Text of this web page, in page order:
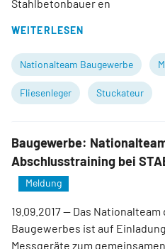
Stahlbetonbauer en
WEITERLESEN
Nationalteam Baugewerbe
Fliesenleger Stuckateur
Baugewerbe:
Abschlusstraining bei
Meldung
19.09.2017— Das Nationalteam
Baugewerbes ist auf
Messgeräte zum